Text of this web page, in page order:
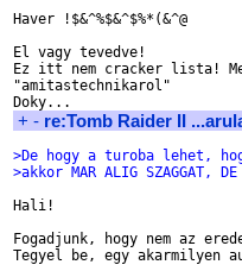
Haver !$&^%$&^$%*(&^@
El vagy tevedve!
Ez itt nem cracker lista!
"amitastechnikarol"
+ - re:Tomb Raider II
>De hogy a turoba lehet,
>akkor MAR ALIG SZAGGAT,
Hali!
Fogadjunk, hogy nem az
Tegyel be, egy akarmilyen